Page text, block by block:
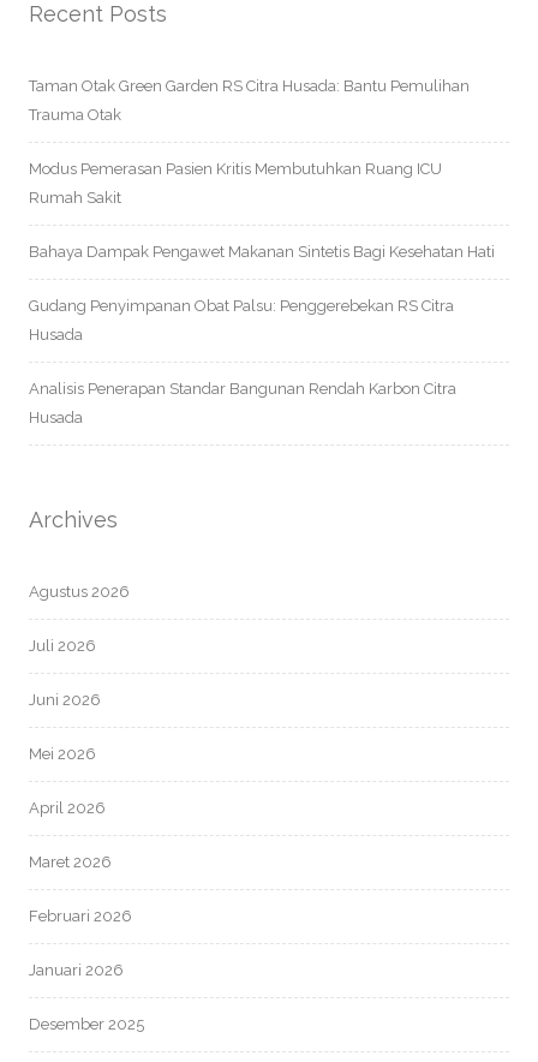
Recent Posts
Taman Otak Green Garden RS Citra Husada: Bantu Pemulihan
Trauma Otak
Modus Pemerasan Pasien Kritis Membutuhkan Ruang ICU
Rumah Sakit
Bahaya Dampak Pengawet Makanan Sintetis Bagi Kesehatan Hati
Gudang Penyimpanan Obat Palsu: Penggerebekan RS Citra
Husada
Analisis Penerapan Standar Bangunan Rendah Karbon Citra
Husada
Archives
Agustus 2026
Juli 2026
Juni 2026
Mei 2026
April 2026
Maret 2026
Februari 2026
Januari 2026
Desember 2025